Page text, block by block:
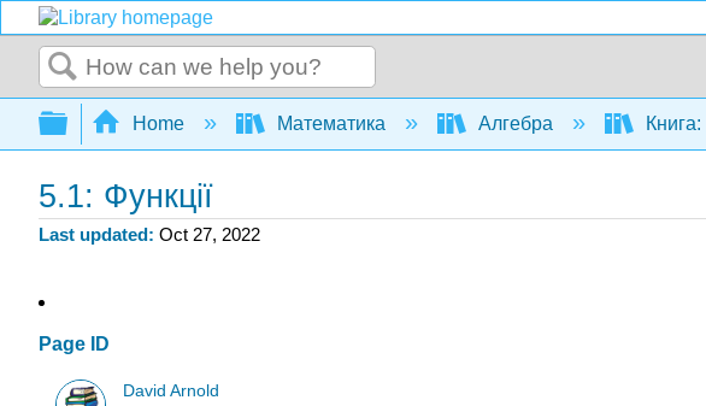
Search
Expand/collapse global hierarchy
Home Математика Алгебра
5.1: Функції
Last updated Oct 27, 2022
Page ID
David Arnold